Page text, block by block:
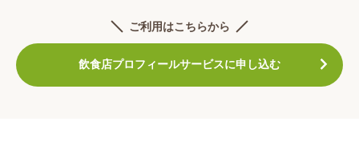
ご利用はこちらから
飲食店プロフィールサービスに申し込む